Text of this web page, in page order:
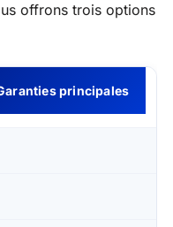
offrons trois options
principales